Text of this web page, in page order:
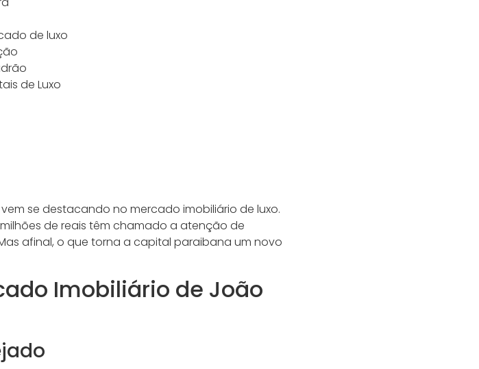
de luxo
de Luxo
se destacando no mercado imobiliário de luxo.
de reais têm chamado a atenção de
afinal, o que torna a capital paraibana um novo
Imobiliário de João